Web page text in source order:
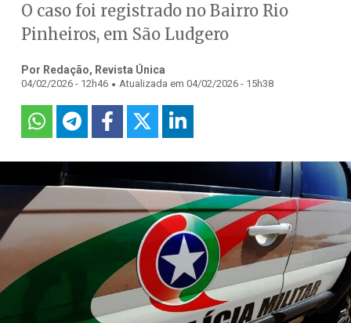
O caso foi registrado no Bairro Rio
Pinheiros, em São Ludgero
Por Redação, Revista Única
04/02/2026 - 12h46 . Atualizada em 04/02/2026 - 15h38